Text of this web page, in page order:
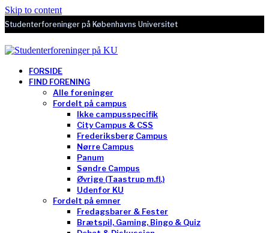
Skip to content
Studenterforeninger på Københavns Universitet
FORSIDE
FIND FORENING
Alle foreninger
Fordelt på campus
Ikke campusspecifik
City Campus & CSS
Frederiksberg Campus
Nørre Campus
Panum
Søndre Campus
Øvrige (Taastrup m.fl.)
Udenfor KU
Fordelt på emner
Fredagsbarer & Fester
Brætspil, Gaming, Bingo & Quiz